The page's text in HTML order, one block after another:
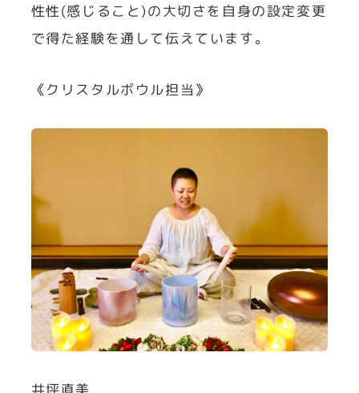
性性(感じること)の大切さを自身の設定変更
で得た経験を通して伝えています。
《クリスタルボウル担当》
井坪直美